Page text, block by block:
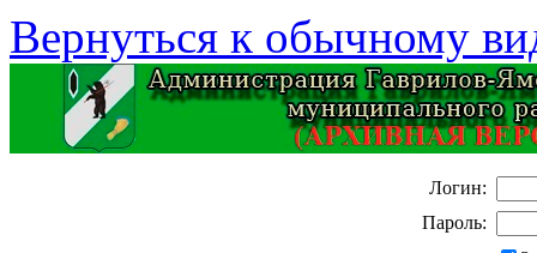
Вернуться к обычному
Логин:
Пароль: